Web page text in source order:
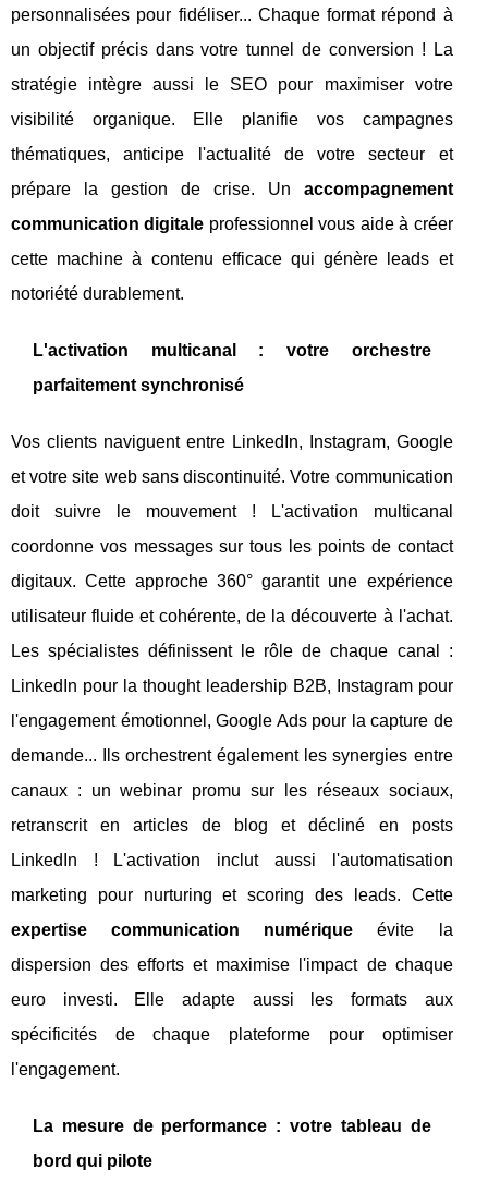
personnalisées pour fidéliser... Chaque format répond à
un objectif précis dans votre tunnel de conversion ! La
stratégie intègre aussi le SEO pour maximiser votre
visibilité organique. Elle planifie vos campagnes
thématiques, anticipe l'actualité de votre secteur et
prépare la gestion de crise. Un accompagnement
communication digitale professionnel vous aide à créer
cette machine à contenu efficace qui génère leads et
notoriété durablement.
L'activation multicanal : votre orchestre
parfaitement synchronisé
Vos clients naviguent entre LinkedIn, Instagram, Google
et votre site web sans discontinuité. Votre communication
doit suivre le mouvement ! L'activation multicanal
coordonne vos messages sur tous les points de contact
digitaux. Cette approche 360° garantit une expérience
utilisateur fluide et cohérente, de la découverte à l'achat.
Les spécialistes définissent le rôle de chaque canal :
LinkedIn pour la thought leadership B2B, Instagram pour
l'engagement émotionnel, Google Ads pour la capture de
demande... Ils orchestrent également les synergies entre
canaux : un webinar promu sur les réseaux sociaux,
retranscrit en articles de blog et décliné en posts
LinkedIn ! L'activation inclut aussi l'automatisation
marketing pour nurturing et scoring des leads. Cette
expertise communication numérique évite la
dispersion des efforts et maximise l'impact de chaque
euro investi. Elle adapte aussi les formats aux
spécificités de chaque plateforme pour optimiser
l'engagement.
La mesure de performance : votre tableau de
bord qui pilote